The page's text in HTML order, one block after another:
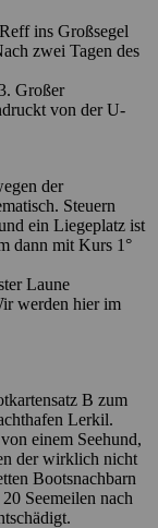
ins Großsegel
zwei Tagen des
Großer
von der U-
der
Steuern
ein Liegeplatz ist
dann mit Kurs 1°
Laune
werden hier im
B zum
Lerkil.
einem Seehund,
der wirklich nicht
Bootsnachbarn
See­meilen nach